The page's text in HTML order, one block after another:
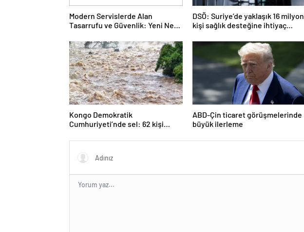
Modern Servislerde Alan
Tasarrufu ve Güvenlik: Yeni Nesil
DSÖ: Suriye’de yaklaşık 16 milyon
kişi sağlık desteğine ihtiyaç
Kongo Demokratik
Cumhuriyeti’nde sel: 62 kişi
ABD-Çin ticaret görüşmelerinde
büyük ilerleme